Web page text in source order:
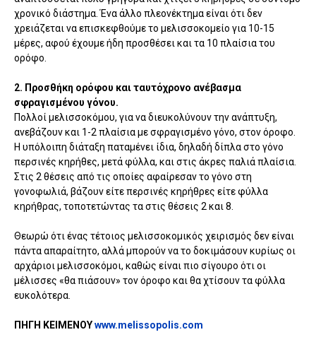
χρονικό διάστημα. Ένα άλλο πλεονέκτημα είναι ότι δεν
χρειάζεται να επισκεφθούμε το μελισσοκομείο για 10-15
μέρες, αφού έχουμε ήδη προσθέσει και τα 10 πλαίσια του
ορόφο.
2. Προσθήκη ορόφου και ταυτόχρονο ανέβασμα
σφραγισμένου γόνου.
Πολλοί μελισσοκόμου, για να διευκολύνουν την ανάπτυξη,
ανεβάζουν και 1-2 πλαίσια με σφραγισμένο γόνο, στον όροφο.
Η υπόλοιπη διάταξη παταμένει ίδια, δηλαδή δίπλα στο γόνο
περσινές κηρήθες, μετά φύλλα, και στις άκρες παλιά πλαίσια.
Στις 2 θέσεις από τις οποίες αφαίρεσαν το γόνο στη
γονοφωλιά, βάζουν είτε περσινές κηρήθρες είτε φύλλα
κηρήθρας, τοποτετώντας τα στις θέσεις 2 και 8.
Θεωρώ ότι ένας τέτοιος μελισσοκομικός χειρισμός δεν είναι
πάντα απαραίτητο, αλλά μπορούν να το δοκιμάσουν κυρίως οι
αρχάριοι μελισσοκόμοι, καθώς είναι πιο σίγουρο ότι οι
μέλισσες «θα πιάσουν» τον όροφο και θα χτίσουν τα φύλλα
ευκολότερα.
ΠΗΓΗ ΚΕΙΜΕΝΟΥwww.melissopolis.com